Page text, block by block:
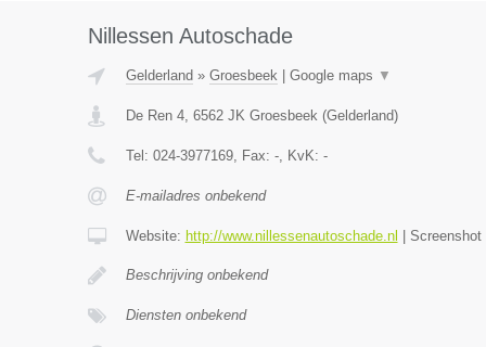
Nillessen Autoschade
Gelderland » Groesbeek| Google maps ▼
De Ren 4, 6562 JK Groesbeek(Gelderland)
Tel: 024-3977169, Fax: -, KvK: -
E-mailadres onbekend
Website: http://www.nillessenautoschade.nl Screenshot
Beschrijving onbekend
Diensten onbekend